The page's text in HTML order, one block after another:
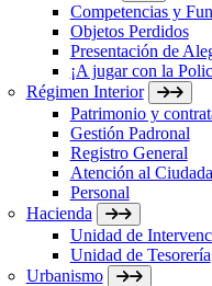
Competencias y
Objetos Perdidos
Presentación de
¡A jugar con la
Régimen Interior
Patrimonio y
Gestión Padronal
Registro General
Atención al
Personal
Hacienda
Unidad de
Unidad de Tesorería
Urbanismo